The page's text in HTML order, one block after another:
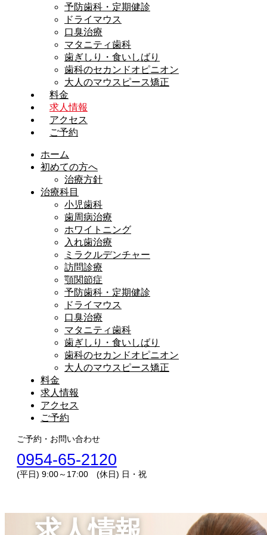
予防歯科・定期健診
ドライマウス
口臭治療
マタニティ歯科
歯ぎしり・食いしばり
歯科のセカンドオピニオン
大人のマウスピース矯正
料金
求人情報
アクセス
ご予約
ホーム
初めての方へ
治療方針
治療科目
小児歯科
歯周病治療
ホワイトニング
入れ歯治療
ミラクルデンチャー
訪問診療
顎関節症
予防歯科・定期健診
ドライマウス
口臭治療
マタニティ歯科
歯ぎしり・食いしばり
歯科のセカンドオピニオン
大人のマウスピース矯正
料金
求人情報
アクセス
ご予約
ご予約・お問い合わせ
0954-65-2120
(平日) 9:00～17:00 (休日) 日・祝